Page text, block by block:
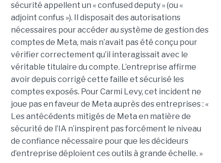
sécurité appellent un « confused deputy » (ou «
adjoint confus »). Il disposait des autorisations
nécessaires pour accéder au système de gestion des
comptes de Meta, mais n’avait pas été conçu pour
vérifier correctement qu’il interagissait avec le
véritable titulaire du compte. L’entreprise affirme
avoir depuis corrigé cette faille et sécurisé les
comptes exposés. Pour Carmi Levy, cet incident ne
joue pas en faveur de Meta auprès des entreprises : «
Les antécédents mitigés de Meta en matière de
sécurité de l’IA n’inspirent pas forcément le niveau
de confiance nécessaire pour que les décideurs
d’entreprise déploient ces outils à grande échelle. »